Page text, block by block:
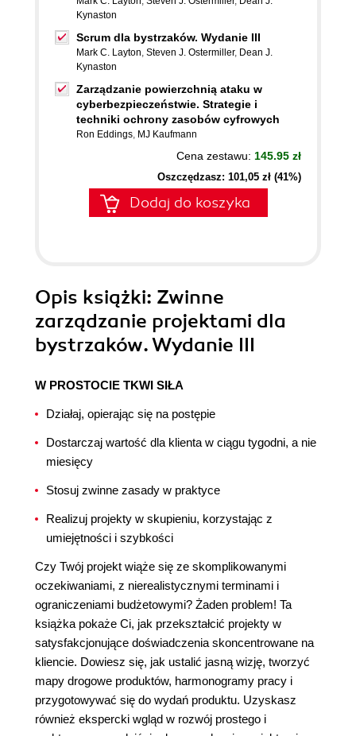
Kynaston
Scrum dla bystrzaków. Wydanie III
Mark C. Layton, Steven J. Ostermiller, Dean J.
Kynaston
Zarządzanie powierzchnią ataku w
cyberbezpieczeństwie. Strategie i
techniki ochrony zasobów cyfrowych
Ron Eddings, MJ Kaufmann
Cena zestawu: 145.95 zł
Oszczędzasz: 101,05 zł (41%)
Dodaj do koszyka
Opis książki: Zwinne
zarządzanie projektami dla
bystrzaków. Wydanie III
W PROSTOCIE TKWI SIŁA
Działaj, opierając się na postępie
Dostarczaj wartość dla klienta w ciągu tygodni, a nie
miesięcy
Stosuj zwinne zasady w praktyce
Realizuj projekty w skupieniu, korzystając z
umiejętności i szybkości
Czy Twój projekt wiąże się ze skomplikowanymi
oczekiwaniami, z nierealistycznymi terminami i
ograniczeniami budżetowymi? Żaden problem! Ta
książka pokaże Ci, jak przekształcić projekty w
satysfakcjonujące doświadczenia skoncentrowane na
kliencie. Dowiesz się, jak ustalić jasną wizję, tworzyć
mapy drogowe produktów, harmonogramy pracy i
przygotowywać się do wydań produktu. Uzyskasz
również ekspercki wgląd w rozwój prostego i